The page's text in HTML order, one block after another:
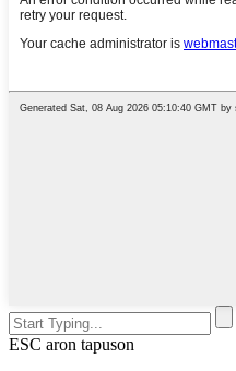
ESC aron tapuson